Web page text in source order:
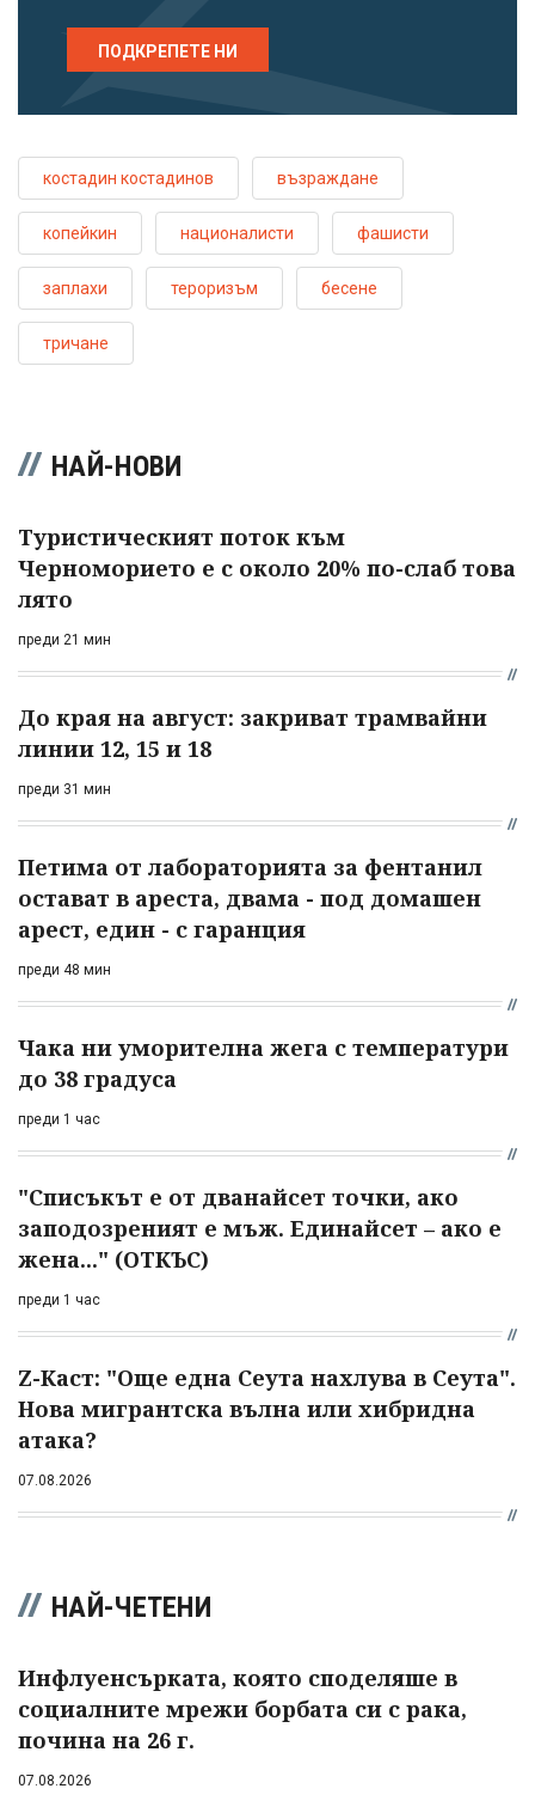
ПОДКРЕПЕТЕ НИ
костадин костадинов възраждане
копейкин националисти фашисти
заплахи тероризъм бесене
тричане
НАЙ-НОВИ
Туристическият поток към
Черноморието е с около 20% по-слаб това
лято
преди 21 мин
До края на август: закриват трамвайни
линии 12, 15 и 18
преди 31 мин
Петима от лабораторията за фентанил
остават в ареста, двама - под домашен
арест, един - с гаранция
преди 48 мин
Чака ни уморителна жега с температури
до 38 градуса
преди 1 час
"Списъкът е от дванайсет точки, ако
заподозреният е мъж. Единайсет – ако е
жена..." (ОТКЪС)
преди 1 час
Z-Каст: "Още една Сеута нахлува в Сеута".
Нова мигрантска вълна или хибридна
атака?
07.08.2026
НАЙ-ЧЕТЕНИ
Инфлуенсърката, която споделяше в
социалните мрежи борбата си с рака,
почина на 26 г.
07.08.2026